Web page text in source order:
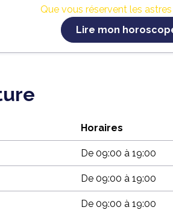
Que vous réservent les
Lire mon
Horaires
De 09:00 à 19:00
De 09:00 à 19:00
De 09:00 à 19:00